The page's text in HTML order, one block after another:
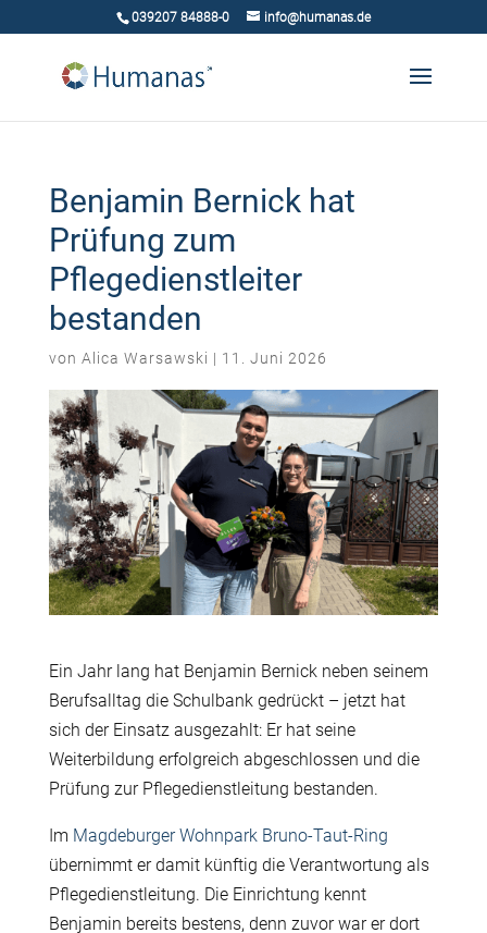
039207 84888-0 info@humanas.de
Benjamin Bernick hat
Prüfung zum
Pflegedienstleiter
bestanden
von Alica Warsawski | 11. Juni 2026
Ein Jahr lang hat Benjamin Bernick neben seinem
Berufsalltag die Schulbank gedrückt – jetzt hat
sich der Einsatz ausgezahlt: Er hat seine
Weiterbildung erfolgreich abgeschlossen und die
Prüfung zur Pflegedienstleitung bestanden.
Im Magdeburger Wohnpark Bruno-Taut-Ring
übernimmt er damit künftig die Verantwortung als
Pflegedienstleitung. Die Einrichtung kennt
Benjamin bereits bestens, denn zuvor war er dort